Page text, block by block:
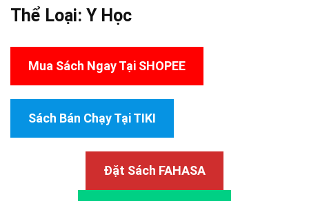
Thể Loại: Y Học
Mua Sách Ngay Tại SHOPEE
Sách Bán Chạy Tại TIKI
Đặt Sách FAHASA